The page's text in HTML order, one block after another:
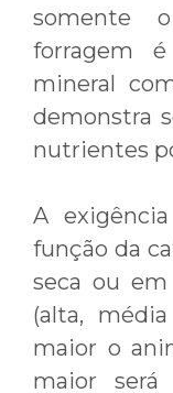
somente
forragem é
mineral
demonstra
nutrientes
A
função da
seca ou
(alta,
maior o
maior